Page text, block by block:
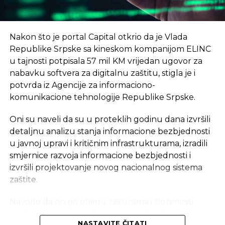
RTRS, još neke novine.
početi sprovoditi jeste program kampa za koji
intenzivno traje kampanja jedinstveni startap
program za mlade od 18 do 35 godina– rekao je
Dragović.
Vlada Srpske je prošle godine usvojila informaciju o
tehnološki razvoj.
– Za razvoj preduzetništva i inovativnosti kod
mladih ljudi, to je cilj ovog projekta – poručio
je Zoran Bjelajac, pomoćnik ministra za
naučnotehnološki razvoj i visoko obrazovanje
na preko 2.000, i da ukupan promet preko sajta
bude preko 70 mil EUR– saopšteno je na
eKapija
Nakon što je portal Capital otkrio da je Vlada
Republike Srpske sa kineskom kompanijom ELINC
u tajnosti potpisala 57 mil KM vrijedan ugovor za
nabavku softvera za digitalnu zaštitu, stigla je i
potvrda iz Agencije za informaciono-
komunikacione tehnologije Republike Srpske.
Oni su naveli da su u proteklih godinu dana izvršili
detaljnu analizu stanja informacione bezbjednosti
u javnoj upravi i kritičnim infrastrukturama, izradili
smjernice razvoja informacione bezbjednosti i
izvršili projektovanje novog nacionalnog sistema
zaštite.
predstavlja najveći IKT projekat u Srpskoj.
NASTAVITE ČITATI